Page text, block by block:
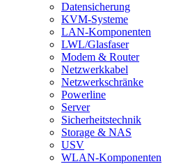
Datensicherung
KVM-Systeme
LAN-Komponenten
LWL/Glasfaser
Modem & Router
Netzwerkkabel
Netzwerkschränke
Powerline
Server
Sicherheitstechnik
Storage & NAS
USV
WLAN-Komponenten